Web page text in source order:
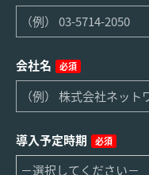
会社名 必須
導入予定時期 必須